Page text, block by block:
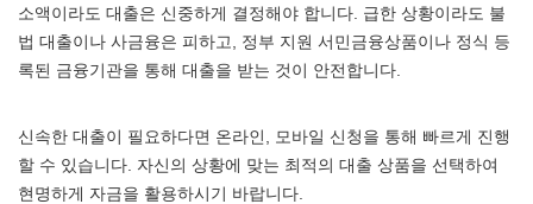
소액이라도 대출은 신중하게 결정해야 합니다. 급한 상황이라도 불
법 대출이나 사금융은 피하고, 정부 지원 서민금융상품이나 정식 등
록된 금융기관을 통해 대출을 받는 것이 안전합니다.
신속한 대출이 필요하다면 온라인, 모바일 신청을 통해 빠르게 진행
할 수 있습니다. 자신의 상황에 맞는 최적의 대출 상품을 선택하여
현명하게 자금을 활용하시기 바랍니다.